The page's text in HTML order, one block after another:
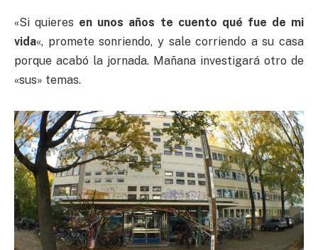
«Si quieres en unos años te cuento qué fue de mi
vida«, promete sonriendo, y sale corriendo a su casa
porque acabó la jornada. Mañana investigará otro de
«sus» temas.